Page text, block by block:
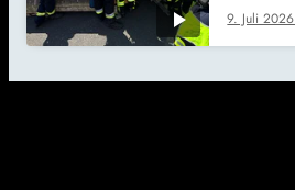
9. Juli 2026